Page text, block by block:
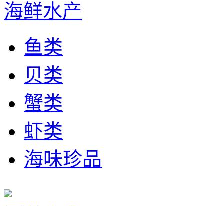
海鲜水产
鱼类
贝类
蟹类
虾类
海味珍品